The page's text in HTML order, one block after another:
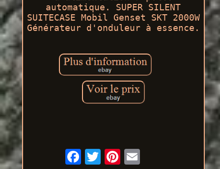
automatique. SUPER SILENT
SUITECASE Mobil Genset SKT 2000W
Générateur d'onduleur à essence.